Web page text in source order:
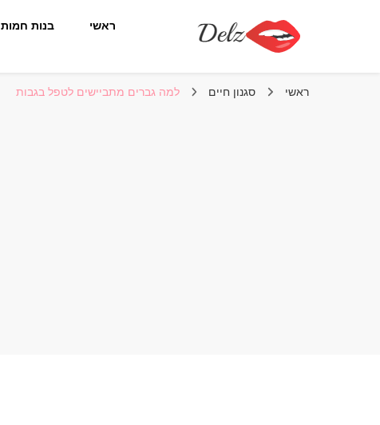
ראשי בנות חמות
ראשי סגנון חיים למה גברים מתביישים לטפל בגבות